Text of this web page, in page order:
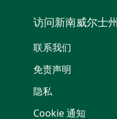
访问新南威尔士州
联系我们
免责声明
隐私
Cookie 通知